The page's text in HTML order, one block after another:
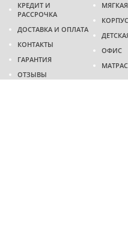
КРЕДИТ И
РАССРОЧКА
ДОСТАВКА И ОПЛАТА
КОНТАКТЫ
ГАРАНТИЯ
ОТЗЫВЫ
МЯГКАЯ
ОФИС